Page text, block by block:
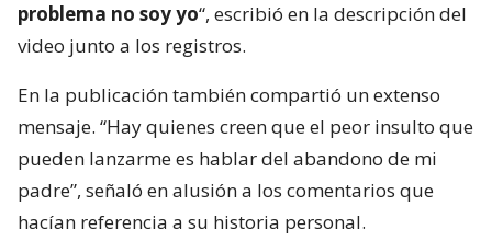
problema no soy yo“, escribió en la descripción del
video junto a los registros.
En la publicación también compartió un extenso
mensaje. “Hay quienes creen que el peor insulto que
pueden lanzarme es hablar del abandono de mi
padre”, señaló en alusión a los comentarios que
hacían referencia a su historia personal.